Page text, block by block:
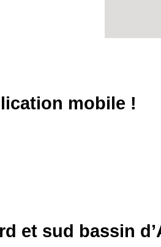
S'ABONNER
mobile !
et sud bassin